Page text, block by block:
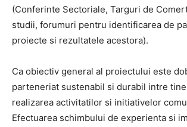
(Conferinte Sectoriale, Targuri de
studii, forumuri pentru identificarea de
proiecte si rezultatele acestora).
Ca obiectiv general al proiectului este
parteneriat sustenabil si durabil intre
realizarea activitatilor si initiativelor
Efectuarea schimbului de experienta si